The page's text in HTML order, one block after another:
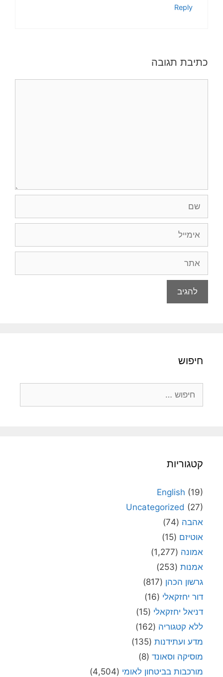
Reply
כתיבת תגובה
חיפוש
קטגוריות
English (19)
Uncategorized (27)
אהבה (74)
אוטיזם (15)
אמונה (1,277)
אמנות (253)
גרשון הכהן (817)
דור יחזקאלי (16)
דניאל יחזקאלי (15)
ללא קטגוריה (162)
מדע ועתידנות (135)
מוסיקה וסאונד (8)
מורכבות בביטחון לאומי (4,504)